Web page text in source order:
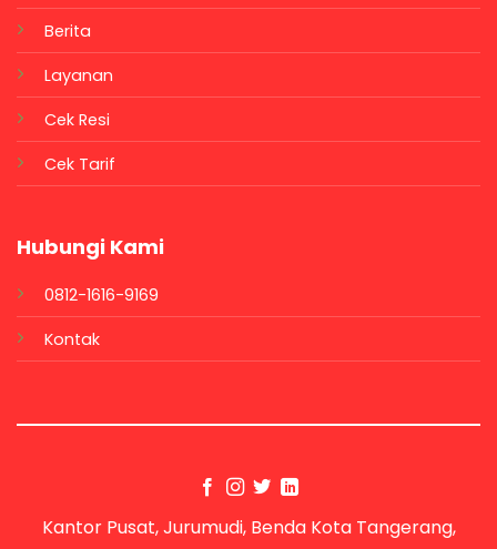
Berita
Layanan
Cek Resi
Cek Tarif
Hubungi Kami
0812-1616-9169
Kontak
Kantor Pusat, Jurumudi, Benda Kota Tangerang,